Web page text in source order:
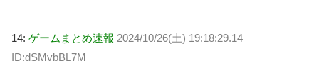
14: ゲームまとめ速報 2024/10/26(土) 19:18:29.14
ID:dSMvbBL7M